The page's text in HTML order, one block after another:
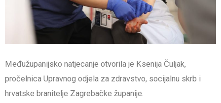
Međužupanijsko natjecanje otvorila je Ksenija Čuljak,
pročelnica Upravnog odjela za zdravstvo, socijalnu skrb i
hrvatske branitelje Zagrebačke županije.